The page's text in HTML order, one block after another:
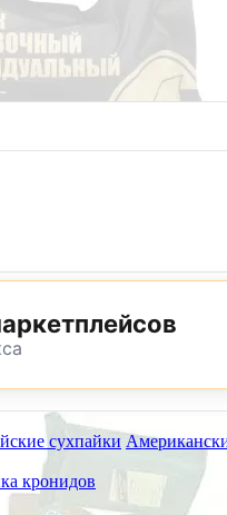
сухпайки
кронидов
8 (495)
работать на